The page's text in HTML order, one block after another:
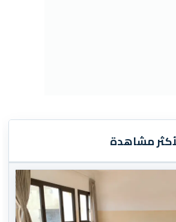
مشاهدة